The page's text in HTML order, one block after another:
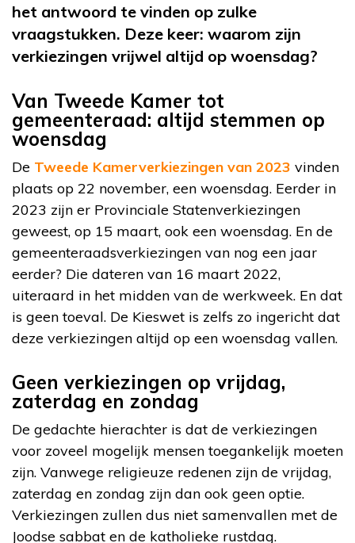
het antwoord te vinden op zulke
vraagstukken. Deze keer: waarom zijn
verkiezingen vrijwel altijd op woensdag?
Van Tweede Kamer tot
gemeenteraad: altijd stemmen op
woensdag
De Tweede Kamerverkiezingen van 2023 vinden
plaats op 22 november, een woensdag. Eerder in
2023 zijn er Provinciale Statenverkiezingen
geweest, op 15 maart, ook een woensdag. En de
gemeenteraadsverkiezingen van nog een jaar
eerder? Die dateren van 16 maart 2022,
uiteraard in het midden van de werkweek. En dat
is geen toeval. De Kieswet is zelfs zo ingericht dat
deze verkiezingen altijd op een woensdag vallen.
Geen verkiezingen op vrijdag,
zaterdag en zondag
De gedachte hierachter is dat de verkiezingen
voor zoveel mogelijk mensen toegankelijk moeten
zijn. Vanwege religieuze redenen zijn de vrijdag,
zaterdag en zondag zijn dan ook geen optie.
Verkiezingen zullen dus niet samenvallen met de
Joodse sabbat en de katholieke rustdag.